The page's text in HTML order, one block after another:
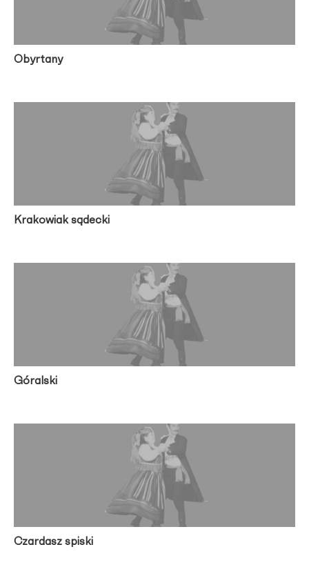
Obyrtany
Krakowiak sądecki
Góralski
Czardasz spiski